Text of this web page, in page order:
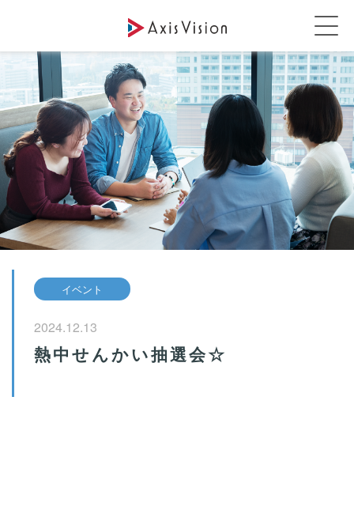
イベント
2024.12.13
熱中せんかい抽選会☆